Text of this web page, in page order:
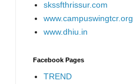
skssfthrissur.com
www.campuswingtcr.org
www.dhiu.in
Facebook Pages
TREND